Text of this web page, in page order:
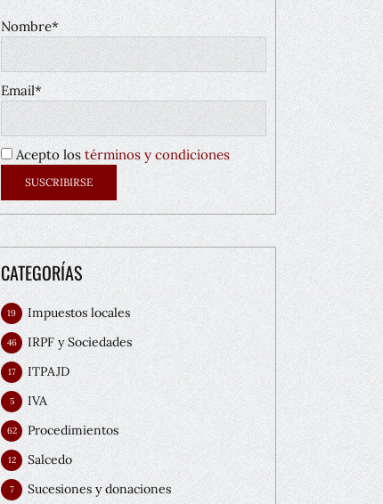
Nombre*
Email*
Acepto lostérminos y condiciones
CATEGORÍAS
Impuestos locales
19
IRPF y Sociedades
46
ITPAJD
17
IVA
5
Procedimientos
62
Salcedo
12
Sucesiones y donaciones
7